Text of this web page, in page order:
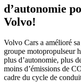
d’autonomie
Volvo!
Volvo Cars a amélioré
groupe motopropulseur
plus d’autonomie, plus
moins d’émissions de
cadre du cycle de